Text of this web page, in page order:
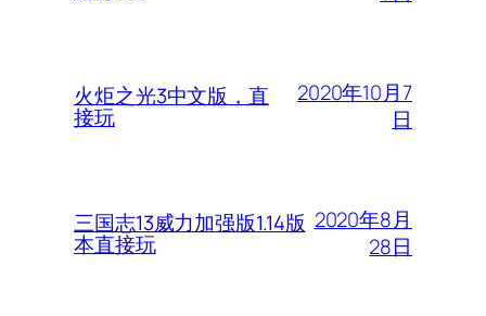
火炬之光3中文版，直
接玩
2020年10月7
日
三国志13威力加强版1.14版
本直接玩
2020年8月
28日